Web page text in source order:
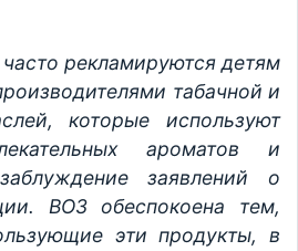
рекламируются детям
табачной и
которые используют
ароматов и
заявлений о
ВОЗ обеспокоена тем,
эти продукты, в